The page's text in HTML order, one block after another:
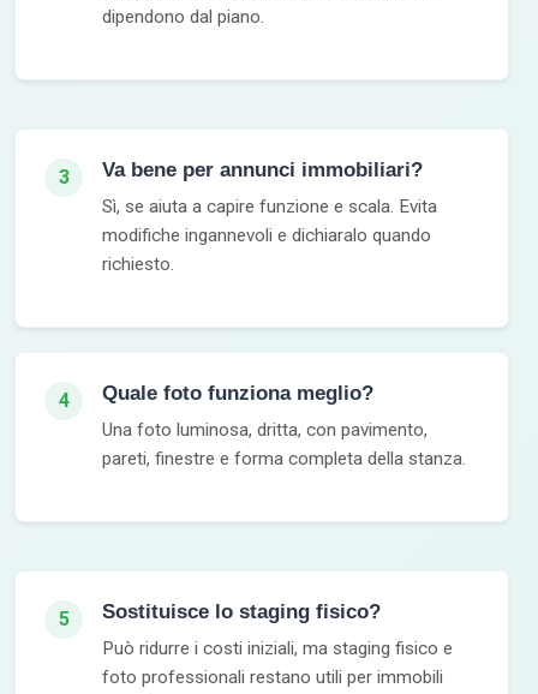
dipendono dal piano.
3 Va bene per annunci immobiliari?
Sì, se aiuta a capire funzione e scala. Evita
modifiche ingannevoli e dichiaralo quando
richiesto.
4 Quale foto funziona meglio?
Una foto luminosa, dritta, con pavimento,
pareti, finestre e forma completa della stanza.
5 Sostituisce lo staging fisico?
Può ridurre i costi iniziali, ma staging fisico e
foto professionali restano utili per immobili